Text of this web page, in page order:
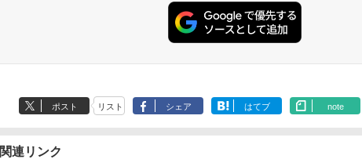
ポスト リスト シェア はてブ note
関連リンク